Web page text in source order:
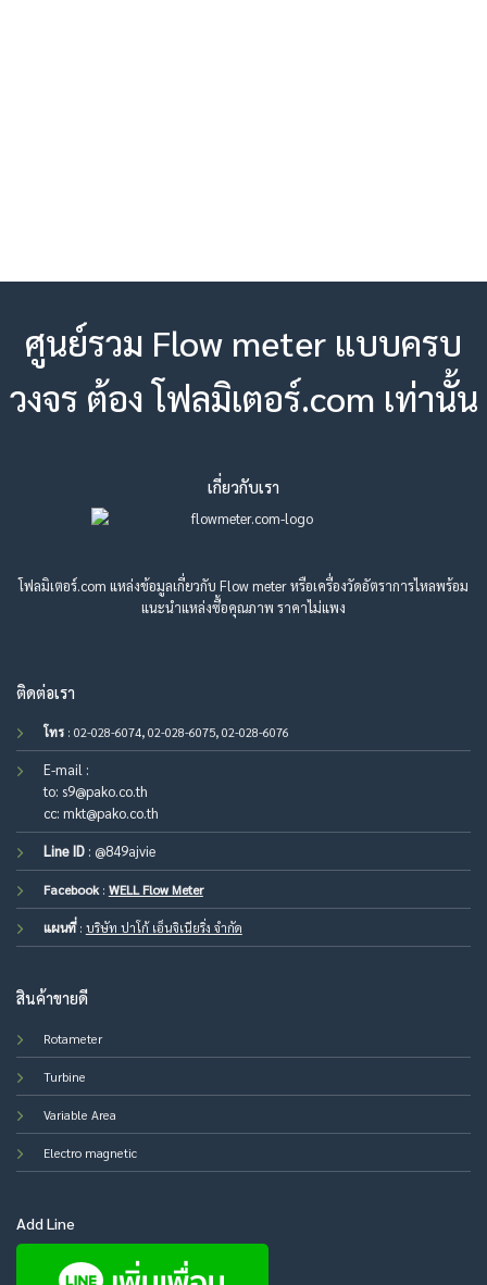
ศูนย์รวม Flow meter แบบครบ
วงจร ต้อง โฟลมิเตอร์.com เท่านั้น
เกี่ยวกับเรา
โฟลมิเตอร์.com แหล่งข้อมูลเกี่ยวกับ Flow meter หรือเครื่องวัดอัตราการไหลพร้อม
แนะนำแหล่งซื้อคุณภาพ ราคาไม่แพง
ติดต่อเรา
โทร: 02-028-6074, 02-028-6075, 02-028-6076
E-mail :
to: s9@pako.co.th
cc: mkt@pako.co.th
Line ID: @849ajvie
Facebook: WELL Flow Meter
แผนที่: บริษัท ปาโก้ เอ็นจิเนียริ่ง จำกัด
สินค้าขายดี
Rotameter
Turbine
Variable Area
Electro magnetic
Add Line